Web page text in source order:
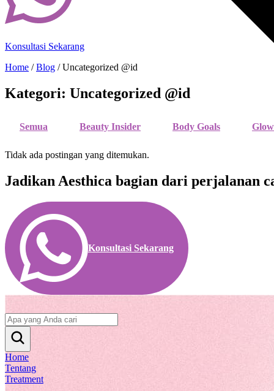
Home
Tentang
Treatment
Konsultasi Sekarang
Home /Blog /Uncategorized @id
Kategori: Uncategorized @id
Semua Beauty Insider Body Goals
Tidak ada postingan yang ditemukan.
Jadikan Aesthica bagian dari perjalanan
Konsultasi Sekarang